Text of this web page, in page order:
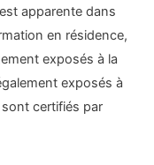
apparente dans
en résidence,
exposés à la
exposés à
certifiés par